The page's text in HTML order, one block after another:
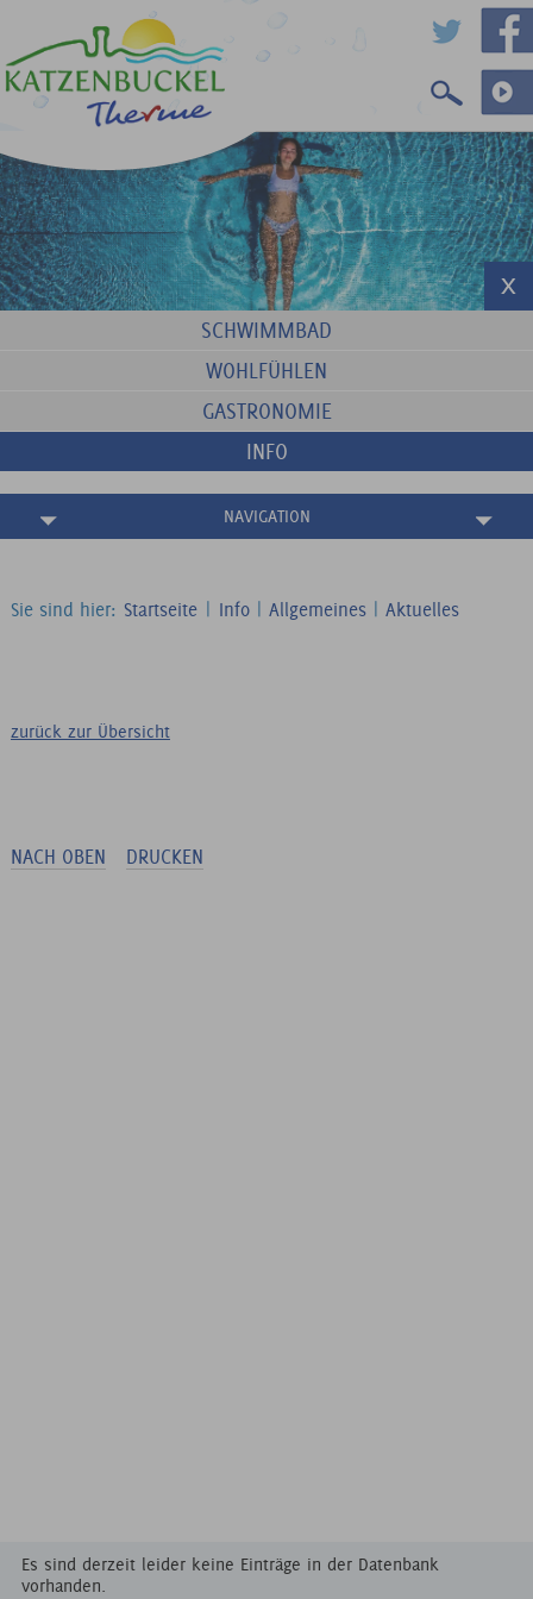
SCHWIMMBAD
WOHLFÜHLEN
GASTRONOMIE
INFO
NAVIGATION
Sie sind hier: Startseite Info Allgemeines Aktuelles
zurück zur Übersicht
NACH OBEN DRUCKEN
Es sind derzeit leider keine Einträge in der Datenbank
vorhanden.